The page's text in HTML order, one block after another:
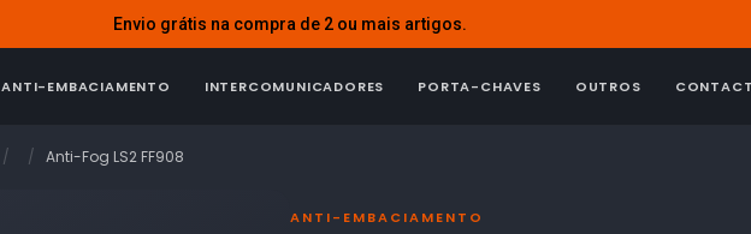
Envio grátis na compra de 2 ou mais artigos.
ANTI-EMBACIAMENTO INTERCOMUNICADORES PORTA-CHAVES OUTROS
Anti-Fog LS2 FF908
ANTI-EMBACIAMENTO